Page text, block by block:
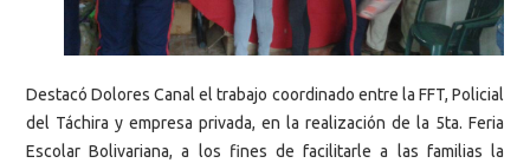
Destacó Dolores Canal el trabajo coordinado entre la FFT, Policial
del Táchira y empresa privada, en la realización de la 5ta. Feria
Escolar Bolivariana, a los fines de facilitarle a las familias la